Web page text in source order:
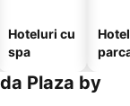
Hoteluri cu
spa
Plaza by